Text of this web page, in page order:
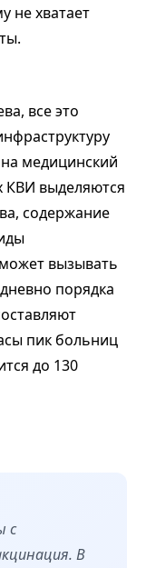
не хватает
все это
медицинский
КВИ выделяются
содержание
вызывать
порядка
пик больниц
до 130
с
В